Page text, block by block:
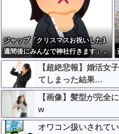
ジャップ「クリスマスお祝いした1
週間後にみんなで神社行きます」←
これ
【超絶悲報】婚活女
てしまった結果…
【画像】髪型が完全
w
オワコン扱いされて